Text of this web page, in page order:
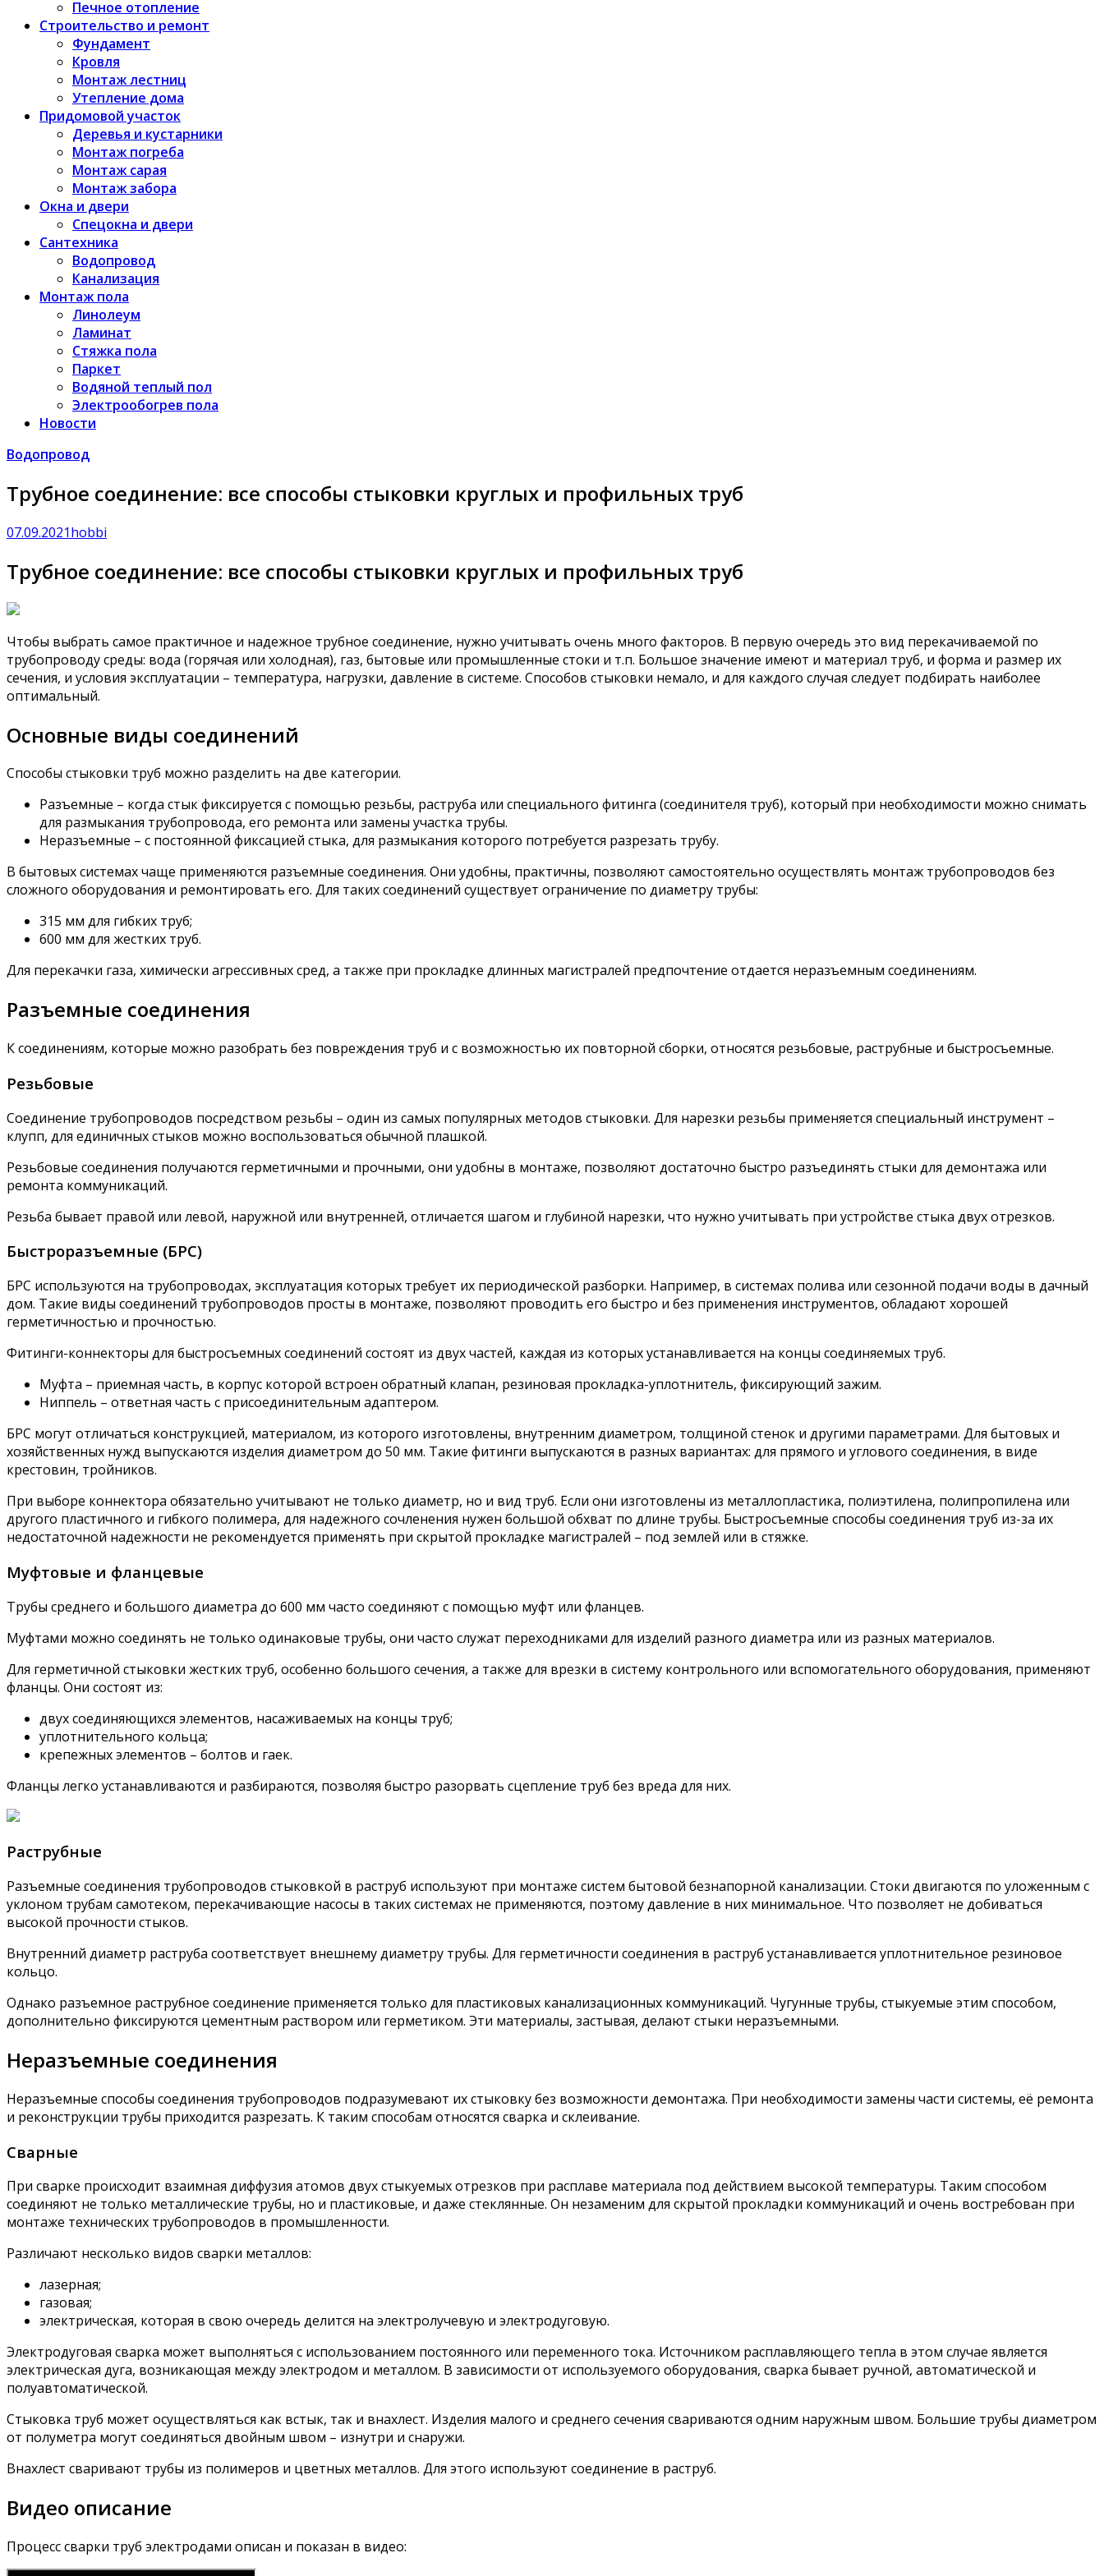
Печное отопление
Строительство и ремонт
Фундамент
Кровля
Монтаж лестниц
Утепление дома
Придомовой участок
Деревья и кустарники
Монтаж погреба
Монтаж сарая
Монтаж забора
Окна и двери
Спецокна и двери
Сантехника
Водопровод
Канализация
Монтаж пола
Линолеум
Ламинат
Стяжка пола
Паркет
Водяной теплый пол
Электрообогрев пола
Новости
Водопровод
Трубное соединение: все способы стыковки круглых и профильных труб
07.09.2021hobbi
Трубное соединение: все способы стыковки круглых и профильных труб
Чтобы выбрать самое практичное и надежное трубное соединение, нужно учитывать очень много факторов. В первую очередь это вид перекачиваемой по
трубопроводу среды: вода (горячая или холодная), газ, бытовые или промышленные стоки и т.п. Большое значение имеют и материал труб, и форма и размер их
сечения, и условия эксплуатации – температура, нагрузки, давление в системе. Способов стыковки немало, и для каждого случая следует подбирать наиболее
оптимальный.
Основные виды соединений
Способы стыковки труб можно разделить на две категории.
Разъемные – когда стык фиксируется с помощью резьбы, раструба или специального фитинга (соединителя труб), который при необходимости можно снимать
для размыкания трубопровода, его ремонта или замены участка трубы.
Неразъемные – с постоянной фиксацией стыка, для размыкания которого потребуется разрезать трубу.
В бытовых системах чаще применяются разъемные соединения. Они удобны, практичны, позволяют самостоятельно осуществлять монтаж трубопроводов без
сложного оборудования и ремонтировать его. Для таких соединений существует ограничение по диаметру трубы:
315 мм для гибких труб;
600 мм для жестких труб.
Для перекачки газа, химически агрессивных сред, а также при прокладке длинных магистралей предпочтение отдается неразъемным соединениям.
Разъемные соединения
К соединениям, которые можно разобрать без повреждения труб и с возможностью их повторной сборки, относятся резьбовые, раструбные и быстросъемные.
Резьбовые
Соединение трубопроводов посредством резьбы – один из самых популярных методов стыковки. Для нарезки резьбы применяется специальный инструмент –
клупп, для единичных стыков можно воспользоваться обычной плашкой.
Резьбовые соединения получаются герметичными и прочными, они удобны в монтаже, позволяют достаточно быстро разъединять стыки для демонтажа или
ремонта коммуникаций.
Резьба бывает правой или левой, наружной или внутренней, отличается шагом и глубиной нарезки, что нужно учитывать при устройстве стыка двух отрезков.
Быстроразъемные (БРС)
БРС используются на трубопроводах, эксплуатация которых требует их периодической разборки. Например, в системах полива или сезонной подачи воды в дачный
дом. Такие виды соединений трубопроводов просты в монтаже, позволяют проводить его быстро и без применения инструментов, обладают хорошей
герметичностью и прочностью.
Фитинги-коннекторы для быстросъемных соединений состоят из двух частей, каждая из которых устанавливается на концы соединяемых труб.
Муфта – приемная часть, в корпус которой встроен обратный клапан, резиновая прокладка-уплотнитель, фиксирующий зажим.
Ниппель – ответная часть с присоединительным адаптером.
БРС могут отличаться конструкцией, материалом, из которого изготовлены, внутренним диаметром, толщиной стенок и другими параметрами. Для бытовых и
хозяйственных нужд выпускаются изделия диаметром до 50 мм. Такие фитинги выпускаются в разных вариантах: для прямого и углового соединения, в виде
крестовин, тройников.
При выборе коннектора обязательно учитывают не только диаметр, но и вид труб. Если они изготовлены из металлопластика, полиэтилена, полипропилена или
другого пластичного и гибкого полимера, для надежного сочленения нужен большой обхват по длине трубы. Быстросъемные способы соединения труб из-за их
недостаточной надежности не рекомендуется применять при скрытой прокладке магистралей – под землей или в стяжке.
Муфтовые и фланцевые
Трубы среднего и большого диаметра до 600 мм часто соединяют с помощью муфт или фланцев.
Муфтами можно соединять не только одинаковые трубы, они часто служат переходниками для изделий разного диаметра или из разных материалов.
Для герметичной стыковки жестких труб, особенно большого сечения, а также для врезки в систему контрольного или вспомогательного оборудования, применяют
фланцы. Они состоят из:
двух соединяющихся элементов, насаживаемых на концы труб;
уплотнительного кольца;
крепежных элементов – болтов и гаек.
Фланцы легко устанавливаются и разбираются, позволяя быстро разорвать сцепление труб без вреда для них.
Раструбные
Разъемные соединения трубопроводов стыковкой в раструб используют при монтаже систем бытовой безнапорной канализации. Стоки двигаются по уложенным с
уклоном трубам самотеком, перекачивающие насосы в таких системах не применяются, поэтому давление в них минимальное. Что позволяет не добиваться
высокой прочности стыков.
Внутренний диаметр раструба соответствует внешнему диаметру трубы. Для герметичности соединения в раструб устанавливается уплотнительное резиновое
кольцо.
Однако разъемное раструбное соединение применяется только для пластиковых канализационных коммуникаций. Чугунные трубы, стыкуемые этим способом,
дополнительно фиксируются цементным раствором или герметиком. Эти материалы, застывая, делают стыки неразъемными.
Неразъемные соединения
Неразъемные способы соединения трубопроводов подразумевают их стыковку без возможности демонтажа. При необходимости замены части системы, её ремонта
и реконструкции трубы приходится разрезать. К таким способам относятся сварка и склеивание.
Сварные
При сварке происходит взаимная диффузия атомов двух стыкуемых отрезков при расплаве материала под действием высокой температуры. Таким способом
соединяют не только металлические трубы, но и пластиковые, и даже стеклянные. Он незаменим для скрытой прокладки коммуникаций и очень востребован при
монтаже технических трубопроводов в промышленности.
Различают несколько видов сварки металлов:
лазерная;
газовая;
электрическая, которая в свою очередь делится на электролучевую и электродуговую.
Электродуговая сварка может выполняться с использованием постоянного или переменного тока. Источником расплавляющего тепла в этом случае является
электрическая дуга, возникающая между электродом и металлом. В зависимости от используемого оборудования, сварка бывает ручной, автоматической и
полуавтоматической.
Стыковка труб может осуществляться как встык, так и внахлест. Изделия малого и среднего сечения свариваются одним наружным швом. Большие трубы диаметром
от полуметра могут соединяться двойным швом – изнутри и снаружи.
Внахлест сваривают трубы из полимеров и цветных металлов. Для этого используют соединение в раструб.
Видео описание
Процесс сварки труб электродами описан и показан в видео: